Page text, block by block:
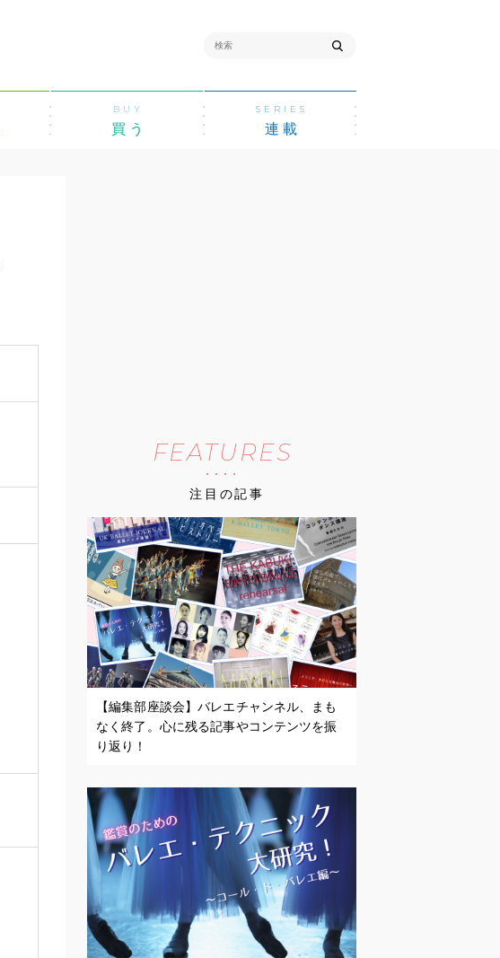
BUY
買う
SERIES
連載
FEATURES
注目の記事
【編集部座談会】バレエチャンネル、まも
なく終了。心に残る記事やコンテンツを振
り返り！